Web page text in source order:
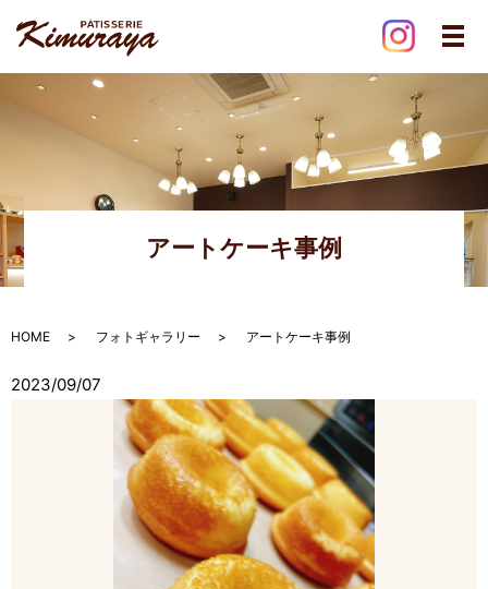
メ
アートケーキ事例
HOME フォトギャラリー アートケーキ事例
2023/09/07